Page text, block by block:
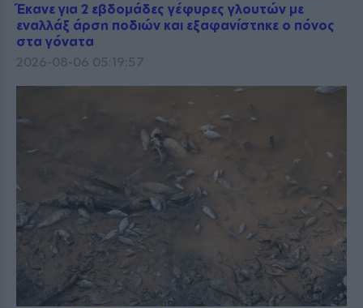
Έκανε για 2 εβδομάδες γέφυρες γλουτών με
εναλλάξ άρση ποδιών και εξαφανίστηκε ο πόνος
στα γόνατα
2026-08-06 05:19:57